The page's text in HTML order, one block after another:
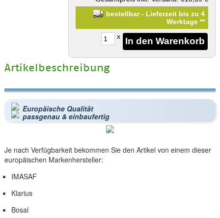
bestellbar - Lieferzeit bis zu 4
Werktage**
x
Artikelbeschreibung
Europäische Qualität
passgenau & einbaufertig
Je nach Verfügbarkeit bekommen Sie den Artikel von einem dieser
europäischen Markenhersteller:
IMASAF
Klarius
Bosal